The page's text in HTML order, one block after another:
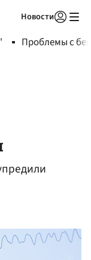
Новости
Проблемы с